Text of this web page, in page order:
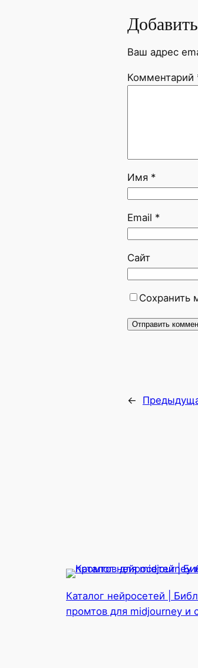
Ваш адрес
Комментарий
Имя *
Email *
Сайт
Сохранить
←
Каталог нейросетей |
промтов для midjourney и